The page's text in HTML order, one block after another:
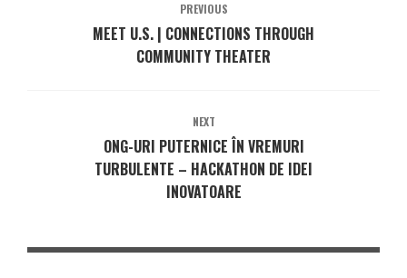
PREVIOUS
MEET U.S. | CONNECTIONS THROUGH
COMMUNITY THEATER
NEXT
ONG-URI PUTERNICE ÎN VREMURI
TURBULENTE – HACKATHON DE IDEI
INOVATOARE